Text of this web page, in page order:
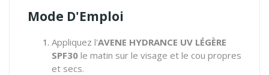
Mode D'Emploi
Appliquez l'AVENE HYDRANCE UV LÉGÈRE
SPF30 le matin sur le visage et le cou propres
et secs.